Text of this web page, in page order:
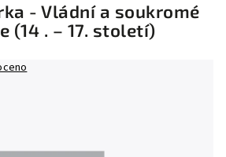
- Vládní a soukromé
(14 . – 17. století)